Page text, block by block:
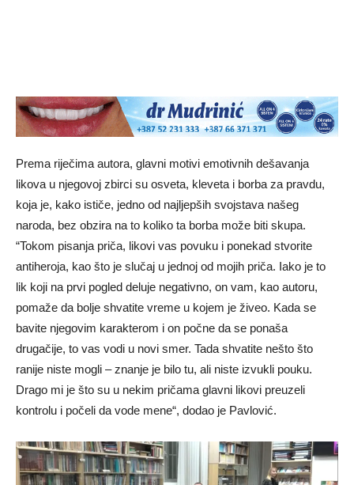
Prema riječima autora, glavni motivi emotivnih dešavanja
likova u njegovoj zbirci su osveta, kleveta i borba za pravdu,
koja je, kako ističe, jedno od najljepših svojstava našeg
naroda, bez obzira na to koliko ta borba može biti skupa.
“Tokom pisanja priča, likovi vas povuku i ponekad stvorite
antiheroja, kao što je slučaj u jednoj od mojih priča. Iako je to
lik koji na prvi pogled deluje negativno, on vam, kao autoru,
pomaže da bolje shvatite vreme u kojem je živeo. Kada se
bavite njegovim karakterom i on počne da se ponaša
drugačije, to vas vodi u novi smer. Tada shvatite nešto što
ranije niste mogli – znanje je bilo tu, ali niste izvukli pouku.
Drago mi je što su u nekim pričama glavni likovi preuzeli
kontrolu i počeli da vode mene“, dodao je Pavlović.